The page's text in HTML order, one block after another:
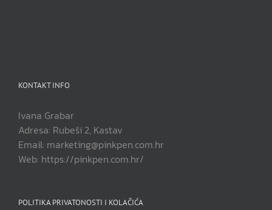
KONTAKT INFO
Ivana Grabar
Adresa: Rubeši 2, Kastav
Email: marketing@pinkpen.com.hr
Web: https://pinkpen.com.hr/
POLITIKA PRIVATONOSTI I KOLAČIĆA